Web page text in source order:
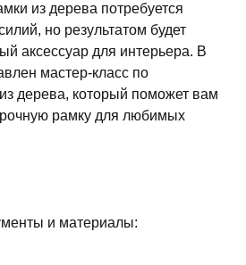
из дерева потребуется
но результатом будет
аксессуар для интерьера. В
мастер-класс по
дерева, который поможет вам
рамку для любимых
и материалы: